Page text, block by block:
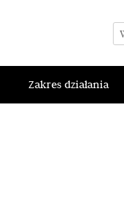
Zakres działania